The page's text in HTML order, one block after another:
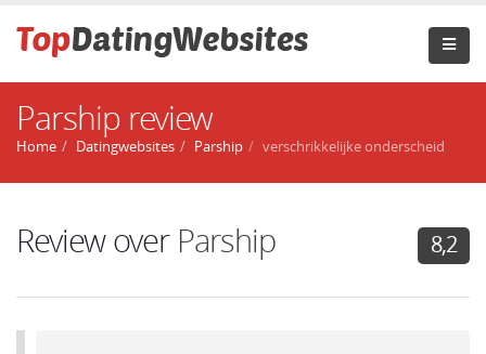
Parship review
Home Datingwebsites Parship verschrikkelijke onderscheid
Review over Parship 8,2